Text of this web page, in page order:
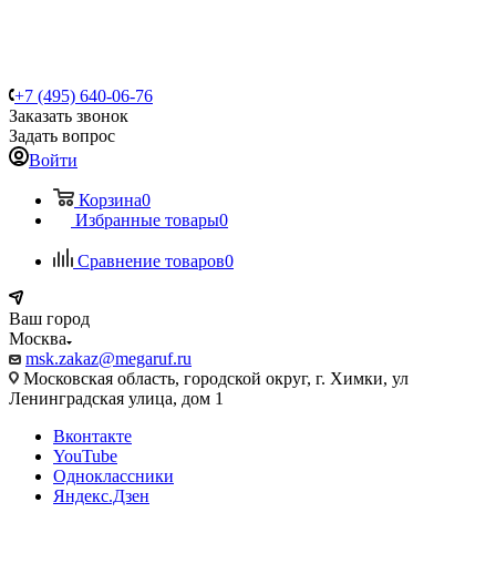
+7 (495) 640-06-76
Заказать звонок
Задать вопрос
Войти
Корзина0
Избранные товары0
Сравнение товаров0
Ваш город
Москва
msk.zakaz@megaruf.ru
Московская область, городской округ, г. Химки, ул
Ленинградская улица, дом 1
Вконтакте
YouTube
Одноклассники
Яндекс.Дзен